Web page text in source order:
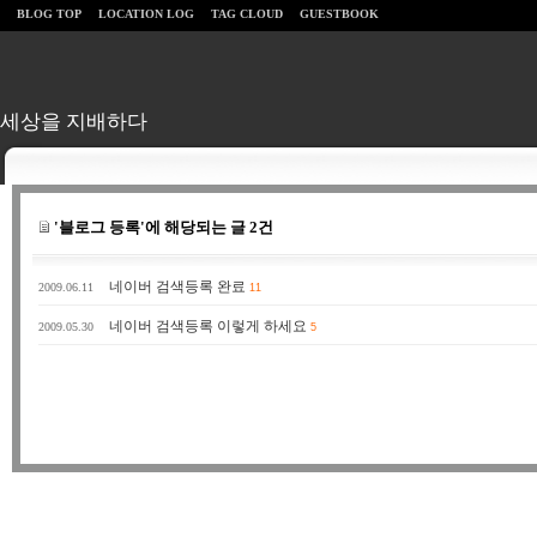
세상을 지배하다
BLOG TOP LOCATION LOG TAG CLOUD GUESTBOOK
'블로그 등록'에 해당되는 글 2건
2009.06.11 네이버 검색등록 완료 11
2009.05.30 네이버 검색등록 이렇게 하세요 5